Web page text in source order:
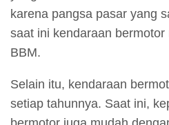
karena pangsa pasar yang
saat ini kendaraan
BBM.
Selain itu, kendaraan
setiap tahunnya. Saat ini,